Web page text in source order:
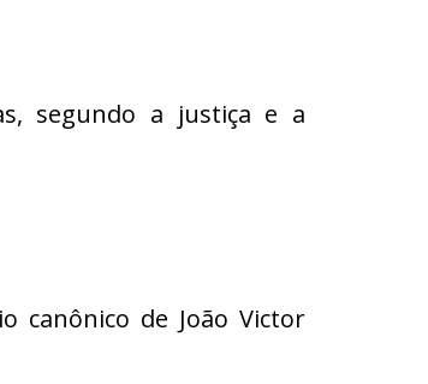
segundo a justiça e a
canônico de João Victor